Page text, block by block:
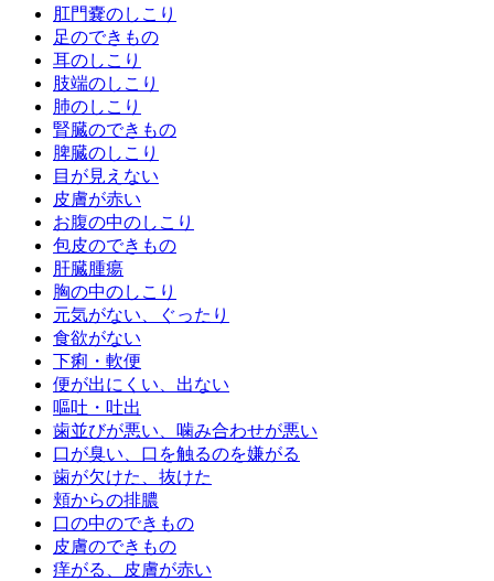
肛門嚢のしこり
足のできもの
耳のしこり
肢端のしこり
肺のしこり
腎臓のできもの
脾臓のしこり
目が見えない
皮膚が赤い
お腹の中のしこり
包皮のできもの
肝臓腫瘍
胸の中のしこり
元気がない、ぐったり
食欲がない
下痢・軟便
便が出にくい、出ない
嘔吐・吐出
歯並びが悪い、噛み合わせが悪い
口が臭い、口を触るのを嫌がる
歯が欠けた、抜けた
頬からの排膿
口の中のできもの
皮膚のできもの
痒がる、皮膚が赤い